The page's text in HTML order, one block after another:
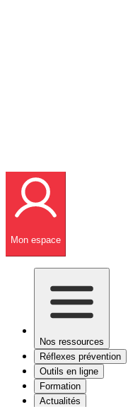
Mon espace
Nos ressources
Réflexes prévention
Outils en ligne
Formation
Actualités